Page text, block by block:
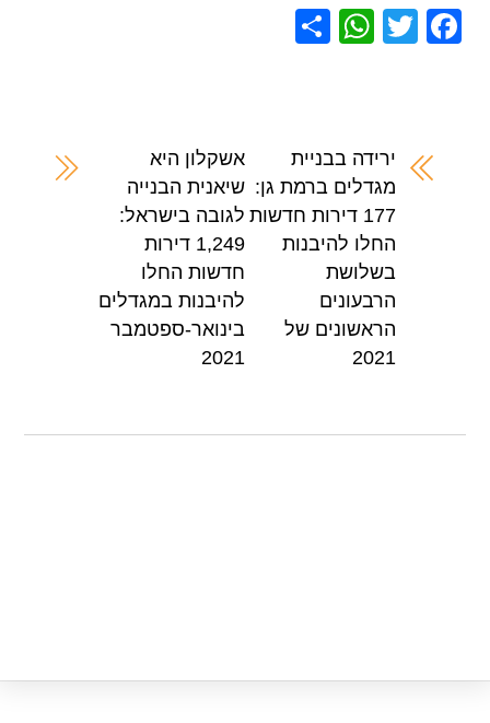
F
b
T
W
A
p
p
ירידה בבניית
מגדלים ברמת גן:
177 דירות חדשות
החלו להיבנות
בשלושת
הרבעונים
הראשונים של
2021
אשקלון היא
שיאנית הבנייה
לגובה בישראל:
1,249 דירות
חדשות החלו
להיבנות במגדלים
בינואר-ספטמבר
2021